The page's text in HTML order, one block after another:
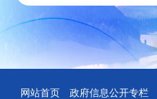
网站首页 政府信息公开专栏